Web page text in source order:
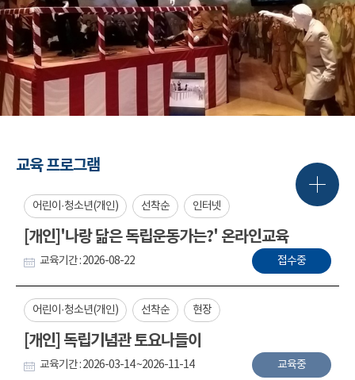
교육 프로그램
어린이·청소년(개인) 선착순 인터넷
[개인]'나랑 닮은 독립운동가는?' 온라인교육
교육기간 : 2026-08-22 접수중
어린이·청소년(개인) 선착순 현장
[개인] 독립기념관 토요나들이
교육기간 : 2026-03-14 ~2026-11-14 교육중